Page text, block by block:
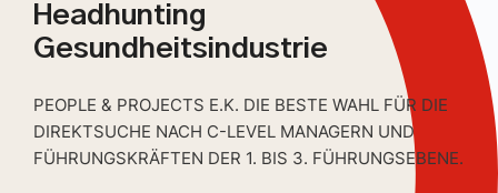
Headhunting
Gesundheitsindustrie
PEOPLE & PROJECTS E.K. DIE BESTE WAHL FÜR DIE
DIREKTSUCHE NACH C-LEVEL MANAGERN UND
FÜHRUNGSKRÄFTEN DER 1. BIS 3. FÜHRUNGSEBENE.